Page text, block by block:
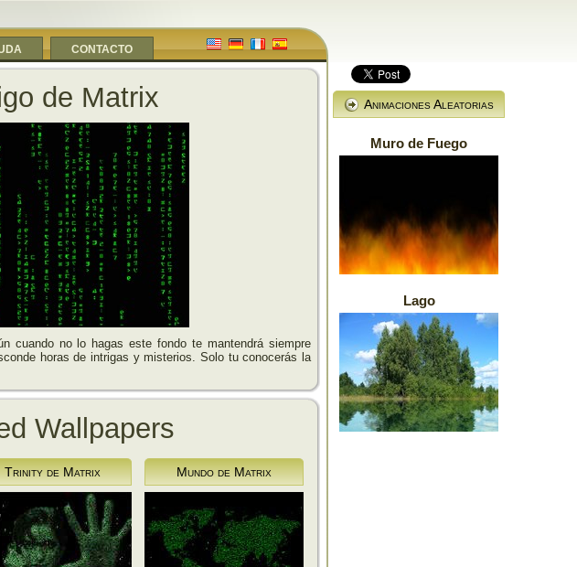
CONTACTO
de Matrix
cuando no lo hagas este fondo te mantendrá siempre
horas de intrigas y misterios. Solo tu conocerás la
Wallpapers
Trinity de Matrix Mundo de Matrix
Animaciones Aleatorias
Muro de Fuego
Lago